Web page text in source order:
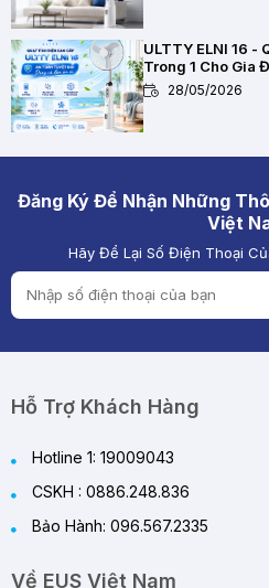
ULTTY ELNI 16 -
Trong 1 Cho Gia
28/05/2026
28/05/2026
Review Quạt
Pháp Làm Mát
29/05/2026
ULTTY
02/04/2026
Đăng Ký Để Nhận Những
Việt
Hãy Để Lại Số Điện Thoại
Hỗ Trợ Khách Hàng
Hotline 1: 19009043
CSKH : 0886.248.836
Bảo Hành: 096.567.2335
Về EUS Việt Nam